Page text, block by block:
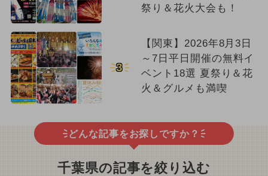
祭り＆花火大会も！
3
【関東】2026年8月3日
～7日平日開催の無料イ
ベント18選 夏祭り＆花
火＆グルメも満喫
どんな記事をお探しですか？
千葉県の記事を絞り込む